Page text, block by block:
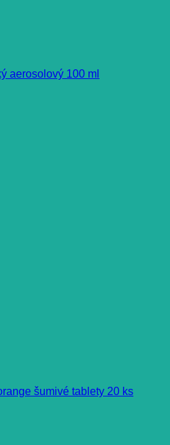
aerosolový 100 ml
šumivé tablety 20 ks